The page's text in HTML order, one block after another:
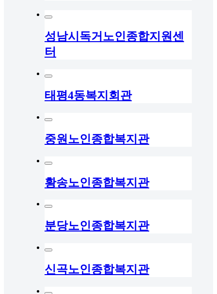
성남시독거노인종합지원센
터
태평4동복지회관
중원노인종합복지관
황송노인종합복지관
분당노인종합복지관
신곡노인종합복지관